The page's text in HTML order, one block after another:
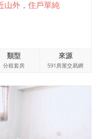
山外，住戶單純
類型
分租套房
來源
591房屋交易網